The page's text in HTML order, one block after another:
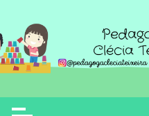
o
conteúdo
Clécia Teixeira
educação